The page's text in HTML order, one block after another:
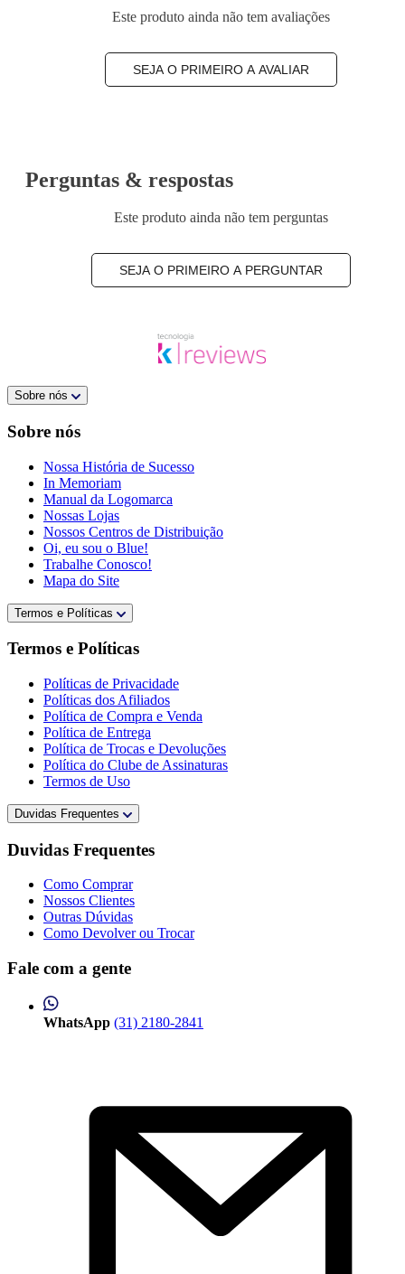
Este produto ainda não tem avaliações
SEJA O PRIMEIRO A AVALIAR
Perguntas & respostas
Este produto ainda não tem perguntas
SEJA O PRIMEIRO A PERGUNTAR
Sobre nós
Sobre nós
Nossa História de Sucesso
In Memoriam
Manual da Logomarca
Nossas Lojas
Nossos Centros de Distribuição
Oi, eu sou o Blue!
Trabalhe Conosco!
Mapa do Site
Termos e Políticas
Termos e Políticas
Políticas de Privacidade
Políticas dos Afiliados
Política de Compra e Venda
Política de Entrega
Política de Trocas e Devoluções
Política do Clube de Assinaturas
Termos de Uso
Duvidas Frequentes
Duvidas Frequentes
Como Comprar
Nossos Clientes
Outras Dúvidas
Como Devolver ou Trocar
Fale com a gente
WhatsApp (31) 2180-2841